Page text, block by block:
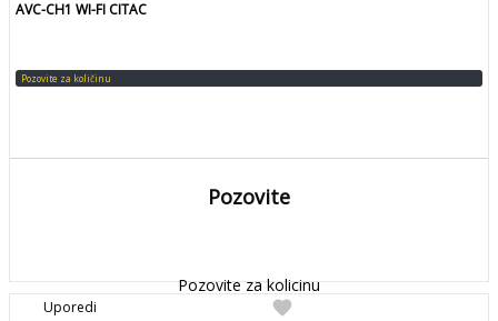
AVC-CH1 WI-FI CITAC
Pozovite za količinu
Pozovite
Pozovite za kolicinu
favorite
Uporedi